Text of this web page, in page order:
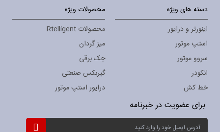
دسته های ویژه
اینورتر و درایور
استپ موتور
سروو موتور
انکودر
خط کش
محصولات ویژه
محصولات Rtelligent
میز گردان
جک برقی
گیربکس صنعتی
درایور استپ موتور
برای عضویت در خبرنامه
ثبت